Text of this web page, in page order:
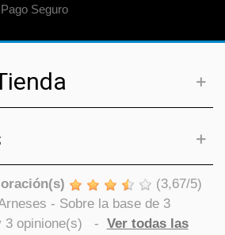
Seguro
(3,67/5)
- Sobre la base de 3
3opinione(s) - Ver todas las